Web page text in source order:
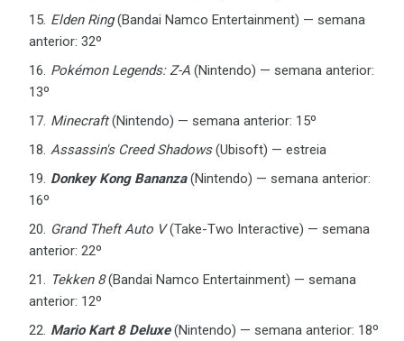
Elden Ring(Bandai Namco Entertainment) — semana
anterior: 32º
Pokémon Legends: Z-A (Nintendo) — semana anterior:
13º
Minecraft(Nintendo) — semana anterior: 15º
Assassin's Creed Shadows(Ubisoft) — estreia
Donkey Kong Bananza(Nintendo) — semana anterior:
16º
Grand Theft Auto V(Take-Two Interactive) — semana
anterior: 22º
Tekken 8(Bandai Namco Entertainment) — semana
anterior: 12º
Mario Kart 8 Deluxe(Nintendo) — semana anterior: 18º